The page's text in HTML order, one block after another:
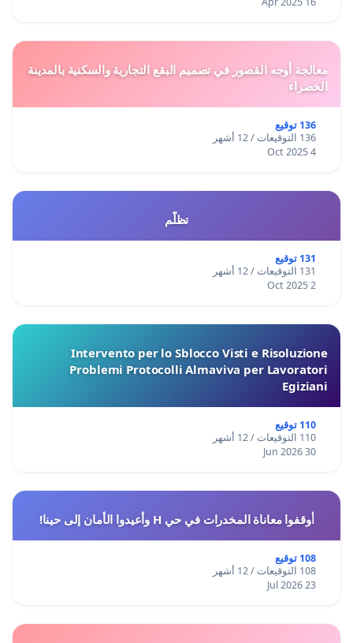
معالجة أوجه القصور في تصميم البقع التجارية والسكنية بالمدينة
الخضراء
136 توقيع
136 التوقيعات / 12 أشهر
4 Oct 2025
تظلّم
131 توقيع
131 التوقيعات / 12 أشهر
2 Oct 2025
Intervento per lo Sblocco Visti e Risoluzione
Problemi Protocolli Almaviva per Lavoratori
Egiziani
110 توقيع
110 التوقيعات / 12 أشهر
30 Jun 2026
أوقفوا معاناة المخدرات في حي H وأعيدوا الأمان إلى حينا!
108 توقيع
108 التوقيعات / 12 أشهر
23 Jul 2026